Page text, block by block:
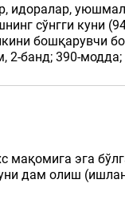
идоралар,
сўнгги куни
бошқарувчи
2-банд; 390-
мақомига эга
дам олиш